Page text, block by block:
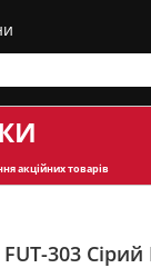
акційних товарів
303